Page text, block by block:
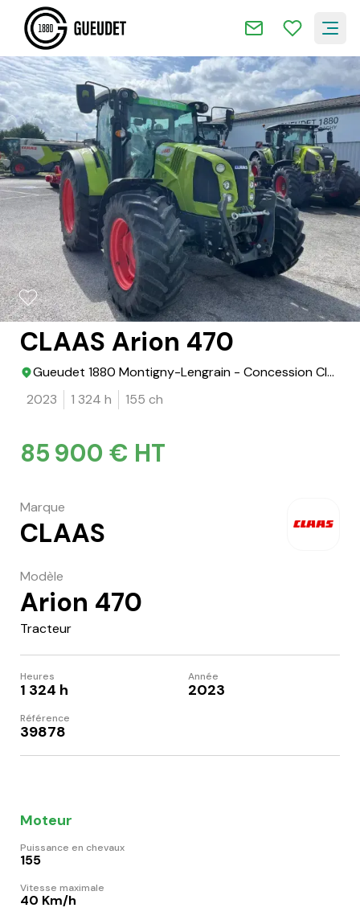
2/16
CLAAS Arion 470
Gueudet 1880 Montigny-Lengrain - Concession Claas
2023
1 324 h 155 ch
85 900 € HT
Marque
CLAAS
Modèle
Arion 470
Tracteur
Heures
1 324 h
Année
2023
Référence
39878
Moteur
Puissance en chevaux
155
Vitesse maximale
40 Km/h